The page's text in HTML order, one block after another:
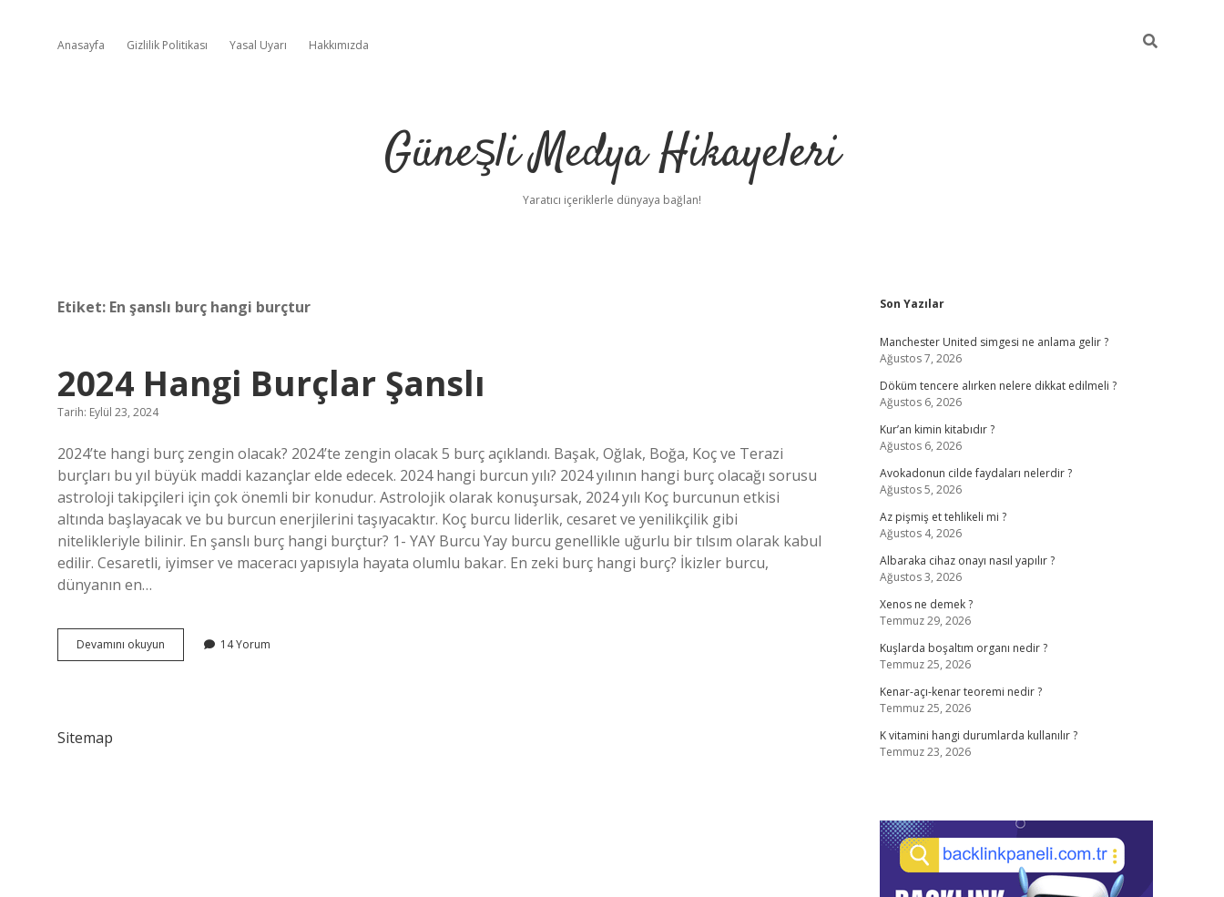
Anasayfa Gizlilik Politikası Yasal Uyarı Hakkımızda
Güneşli Medya Hikayeleri
Yaratıcı içeriklerle dünyaya bağlan!
Etiket: En şanslı burç hangi burçtur
2024 Hangi Burçlar Şanslı
Tarih: Eylül 23, 2024
2024’te hangi burç zengin olacak? 2024’te zengin olacak 5 burç açıklandı. Başak, Oğlak, Boğa, Koç ve Terazi
burçları bu yıl büyük maddi kazançlar elde edecek. 2024 hangi burcun yılı? 2024 yılının hangi burç olacağı sorusu
astroloji takipçileri için çok önemli bir konudur. Astrolojik olarak konuşursak, 2024 yılı Koç burcunun etkisi
altında başlayacak ve bu burcun enerjilerini taşıyacaktır. Koç burcu liderlik, cesaret ve yenilikçilik gibi
nitelikleriyle bilinir. En şanslı burç hangi burçtur? 1- YAY Burcu Yay burcu genellikle uğurlu bir tılsım olarak kabul
edilir. Cesaretli, iyimser ve maceracı yapısıyla hayata olumlu bakar. En zeki burç hangi burç? İkizler burcu,
dünyanın en…
Devamını okuyun
Hangi
14 Yorum
Sitemap
Sidebar
Son Yazılar
Manchester United simgesi ne anlama gelir ?
Ağustos 7, 2026
Döküm tencere alırken nelere dikkat edilmeli ?
Ağustos 6, 2026
Kur’an kimin kitabıdır ?
Ağustos 6, 2026
Avokadonun cilde faydaları nelerdir ?
Ağustos 5, 2026
Az pişmiş et tehlikeli mi ?
Ağustos 4, 2026
Albaraka cihaz onayı nasıl yapılır ?
Ağustos 3, 2026
Xenos ne demek ?
Temmuz 29, 2026
Kuşlarda boşaltım organı nedir ?
Temmuz 25, 2026
Kenar-açı-kenar teoremi nedir ?
Temmuz 25, 2026
K vitamini hangi durumlarda kullanılır ?
Temmuz 23, 2026